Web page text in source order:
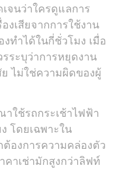
จนว่าใครดูแลการ
งเสียจากการใช้งาน
ทำได้ในกี่ชั่วโมง เมื่อ
ระบุว่าการหยุดงาน
ไม่ใช่ความผิดของผู้
ใช้รถกระเช้าไฟฟ้า
โดยเฉพาะใน
องการความคล่องตัว
คาเช่ามักสูงกว่าลิฟท์